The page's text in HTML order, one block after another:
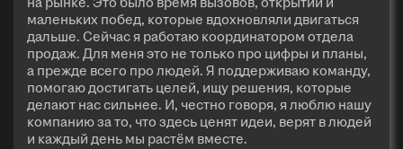
маленьких побед, которые вдохновляли двигаться
дальше. Сейчас я работаю координатором отдела
продаж. Для меня это не только про цифры и планы,
а прежде всего про людей. Я поддерживаю команду,
помогаю достигать целей, ищу решения, которые
делают нас сильнее. И, честно говоря, я люблю нашу
компанию за то, что здесь ценят идеи, верят в людей
и каждый день мы растём вместе.